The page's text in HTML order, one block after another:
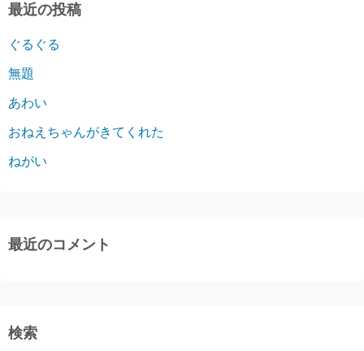
最近の投稿
ぐるぐる
無題
あわい
おねえちゃんがきてくれた
ねがい
最近のコメント
検索